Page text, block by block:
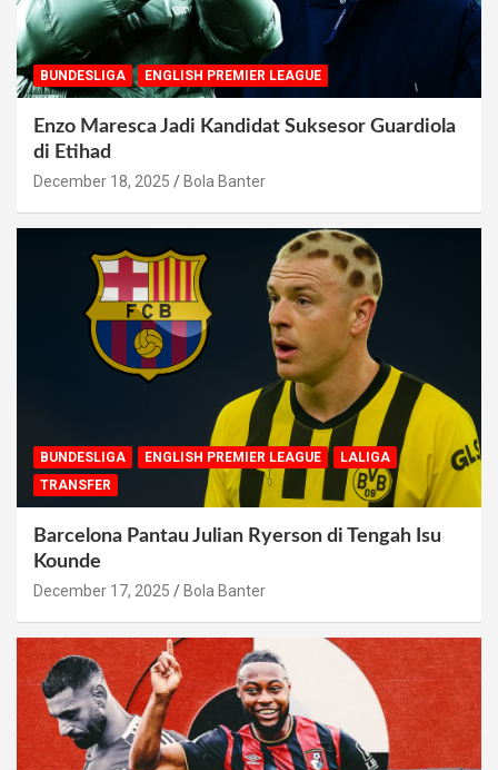
BUNDESLIGA ENGLISH PREMIER LEAGUE
Enzo Maresca Jadi Kandidat Suksesor Guardiola
di Etihad
December 18, 2025 Bola Banter
BUNDESLIGA ENGLISH PREMIER LEAGUE
LALIGA
TRANSFER
Barcelona Pantau Julian Ryerson di Tengah Isu
Kounde
December 17, 2025 Bola Banter